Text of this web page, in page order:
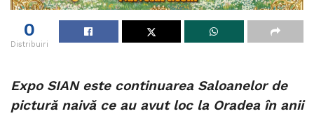
0
Distribuiri
Expo SIAN este continuarea Saloanelor de
pictură naivă ce au avut loc la Oradea în anii